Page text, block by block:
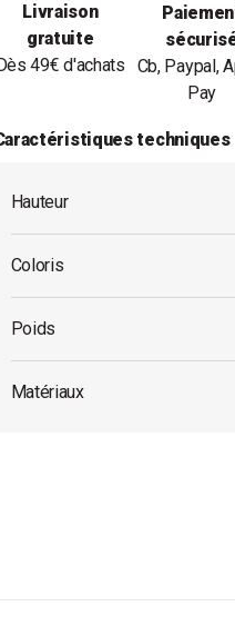
Livraison
gratuite
49€ d'achats
Cb, Paypal,
Pay
techniques
Hauteur
Coloris
Poids
Matériaux